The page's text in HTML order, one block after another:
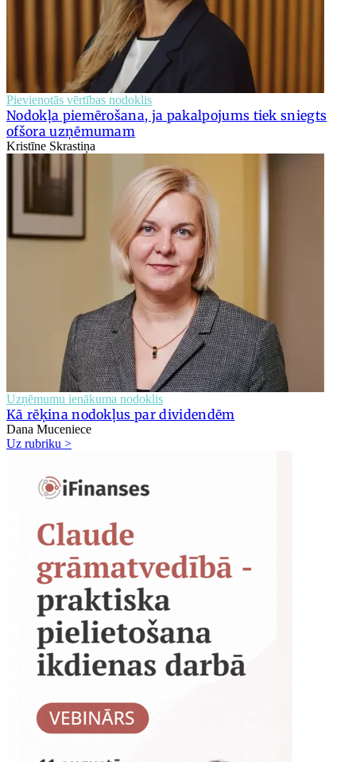
Pievienotās vērtības nodoklis
Nodokļa piemērošana, ja pakalpojums tiek sniegts
ofšora uzņēmumam
Kristīne Skrastiņa
Uzņēmumu ienākuma nodoklis
Kā rēķina nodokļus par dividendēm
Dana Muceniece
Uz rubriku >